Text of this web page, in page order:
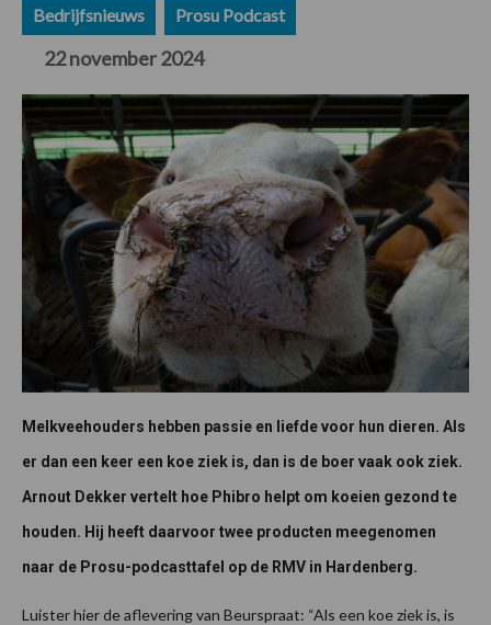
Bedrijfsnieuws Prosu Podcast
22 november 2024
Melkveehouders hebben passie en liefde voor hun dieren. Als
er dan een keer een koe ziek is, dan is de boer vaak ook ziek.
Arnout Dekker vertelt hoe Phibro helpt om koeien gezond te
houden. Hij heeft daarvoor twee producten meegenomen
naar de Prosu-podcasttafel op de RMV in Hardenberg.
Luister hier de aflevering van Beurspraat: “Als een koe ziek is, is